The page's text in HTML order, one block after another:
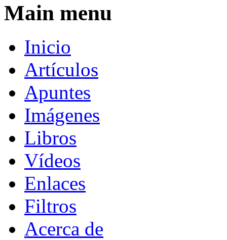
Main menu
Inicio
Artículos
Apuntes
Imágenes
Libros
Vídeos
Enlaces
Filtros
Acerca de